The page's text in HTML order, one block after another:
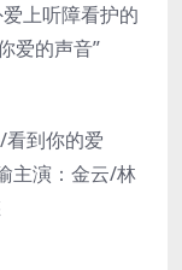
上听障看护的
爱的声音”
/看到你的爱
主演： 金云/林